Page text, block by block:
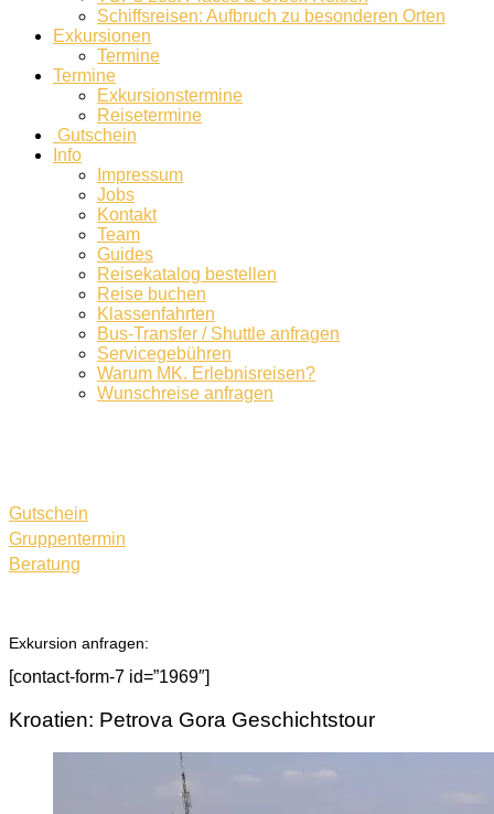
Schiffsreisen: Aufbruch zu besonderen Orten
Exkursionen
Termine
Termine
Exkursionstermine
Reisetermine
Gutschein
Info
Impressum
Jobs
Kontakt
Team
Guides
Reisekatalog bestellen
Reise buchen
Klassenfahrten
Bus-Transfer / Shuttle anfragen
Servicegebühren
Warum MK. Erlebnisreisen?
Wunschreise anfragen
Gutschein
Gruppentermin
Beratung
Exkursion anfragen:
[contact-form-7 id=”1969″]
Kroatien: Petrova Gora Geschichtstour